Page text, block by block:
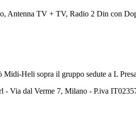
Antenna TV + TV, Radio 2 Din con
Heli sopra il gruppo sedute a L
- Via dal Verme 7, Milano - P.iva